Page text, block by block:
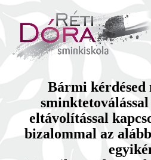
Bármi kérdésed
eltávolítással
bizalommal az